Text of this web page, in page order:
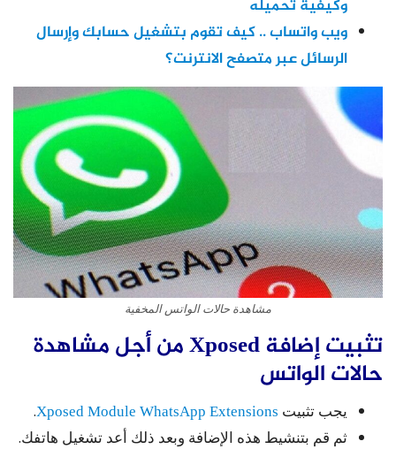
وكيفية تحميله
ويب واتساب .. كيف تقوم بتشغيل حسابك وإرسال
الرسائل عبر متصفح الانترنت؟
مشاهدة حالات الواتس المخفية
تثبيت إضافة Xposed من أجل مشاهدة
حالات الواتس
يجب تثبيت Xposed Module WhatsApp Extensions
.
ثم قم بتنشيط هذه الإضافة وبعد ذلك أعد تشغيل هاتفك.